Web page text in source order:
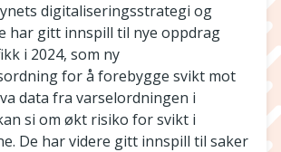
digitaliseringsstrategi og
har gitt innspill til nye oppdrag
i 2024, som ny
for å forebygge svikt mot
data fra varselordningen i
si om økt risiko for svikt i
De har videre gitt innspill til saker